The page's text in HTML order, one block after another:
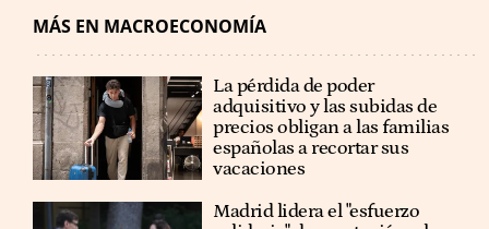
MÁS EN MACROECONOMÍA
La pérdida de poder
adquisitivo y las subidas de
precios obligan a las familias
españolas a recortar sus
vacaciones
Madrid lidera el "esfuerzo